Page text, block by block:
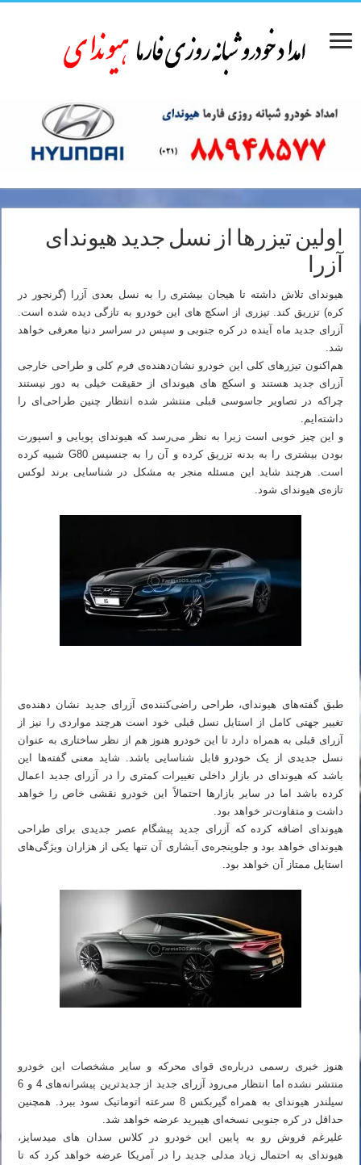
اولین تیزرها از نسل جدید هیوندای
آزرا
هیوندای تلاش داشته تا هیجان بیشتری را به نسل بعدی آزرا (گرنجور در
کره) تزریق کند. تیزری از اسکچ های این خودرو به تازگی دیده شده است.
آزرای جدید ماه آینده در کره جنوبی و سپس در سراسر دنیا معرفی خواهد
شد.
هم‌اکنون تیزرهای کلی این خودرو نشان‌دهنده‌ی فرم کلی و طراحی خارجی
آزرای جدید هستند و اسکچ های هیوندای از حقیقت خیلی به دور نیستند
چراکه در تصاویر جاسوسی قبلی منتشر شده انتظار چنین طراحی‌ای را
داشته‌ایم.
و این چیز خوبی است زیرا به نظر می‌رسد که هیوندای پویایی و اسپورت
بودن بیشتری را به بدنه تزریق کرده و آن را به جنسیس G80 شبیه کرده
است. هرچند شاید این مسئله منجر به مشکل در شناسایی برند لوکس
تازه‌ی هیوندای شود.
طبق گفته‌های هیوندای، طراحی راضی‌کننده‌ی آزرای جدید نشان دهنده‌ی
تغییر جهتی کامل از استایل نسل قبلی خود است هرچند مواردی را نیز از
آزرای قبلی به همراه دارد تا این خودرو هنوز هم از نظر ساختاری به عنوان
نسل جدیدی از یک خودرو قابل شناسایی باشد. شاید معنی گفته‌ها این
باشد که هیوندای در بازار داخلی تغییرات کمتری را در آزرای جدید اعمال
کرده باشد اما در سایر بازارها احتمالاً این خودرو نقشی خاص را خواهد
داشت و متفاوت‌تر خواهد بود.
هیوندای اضافه کرده که آزرای جدید پیشگام عصر جدیدی برای طراحی
هیوندای خواهد بود و جلوپنجره‌ی آبشاری آن تنها یکی از هزاران ویژگی‌های
استایل ممتاز آن خواهد بود.
هنوز خبری رسمی درباره‌ی قوای محرکه و سایر مشخصات این خودرو
منتشر نشده اما انتظار می‌رود آزرای جدید از جدیدترین پیشرانه‌های 4 و 6
سیلندر هیوندای به همراه گیربکس 8 سرعته اتوماتیک سود ببرد. همچنین
حداقل در کره جنوبی نسخه‌ای هیبرید عرضه خواهد شد.
علیرغم فروش رو به پایین این خودرو در کلاس سدان های میدسایز،
هیوندای به احتمال زیاد مدلی جدید را در آمریکا عرضه خواهد کرد که تا